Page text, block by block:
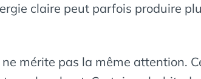
claire peut parfois produire
mérite pas la même attention.